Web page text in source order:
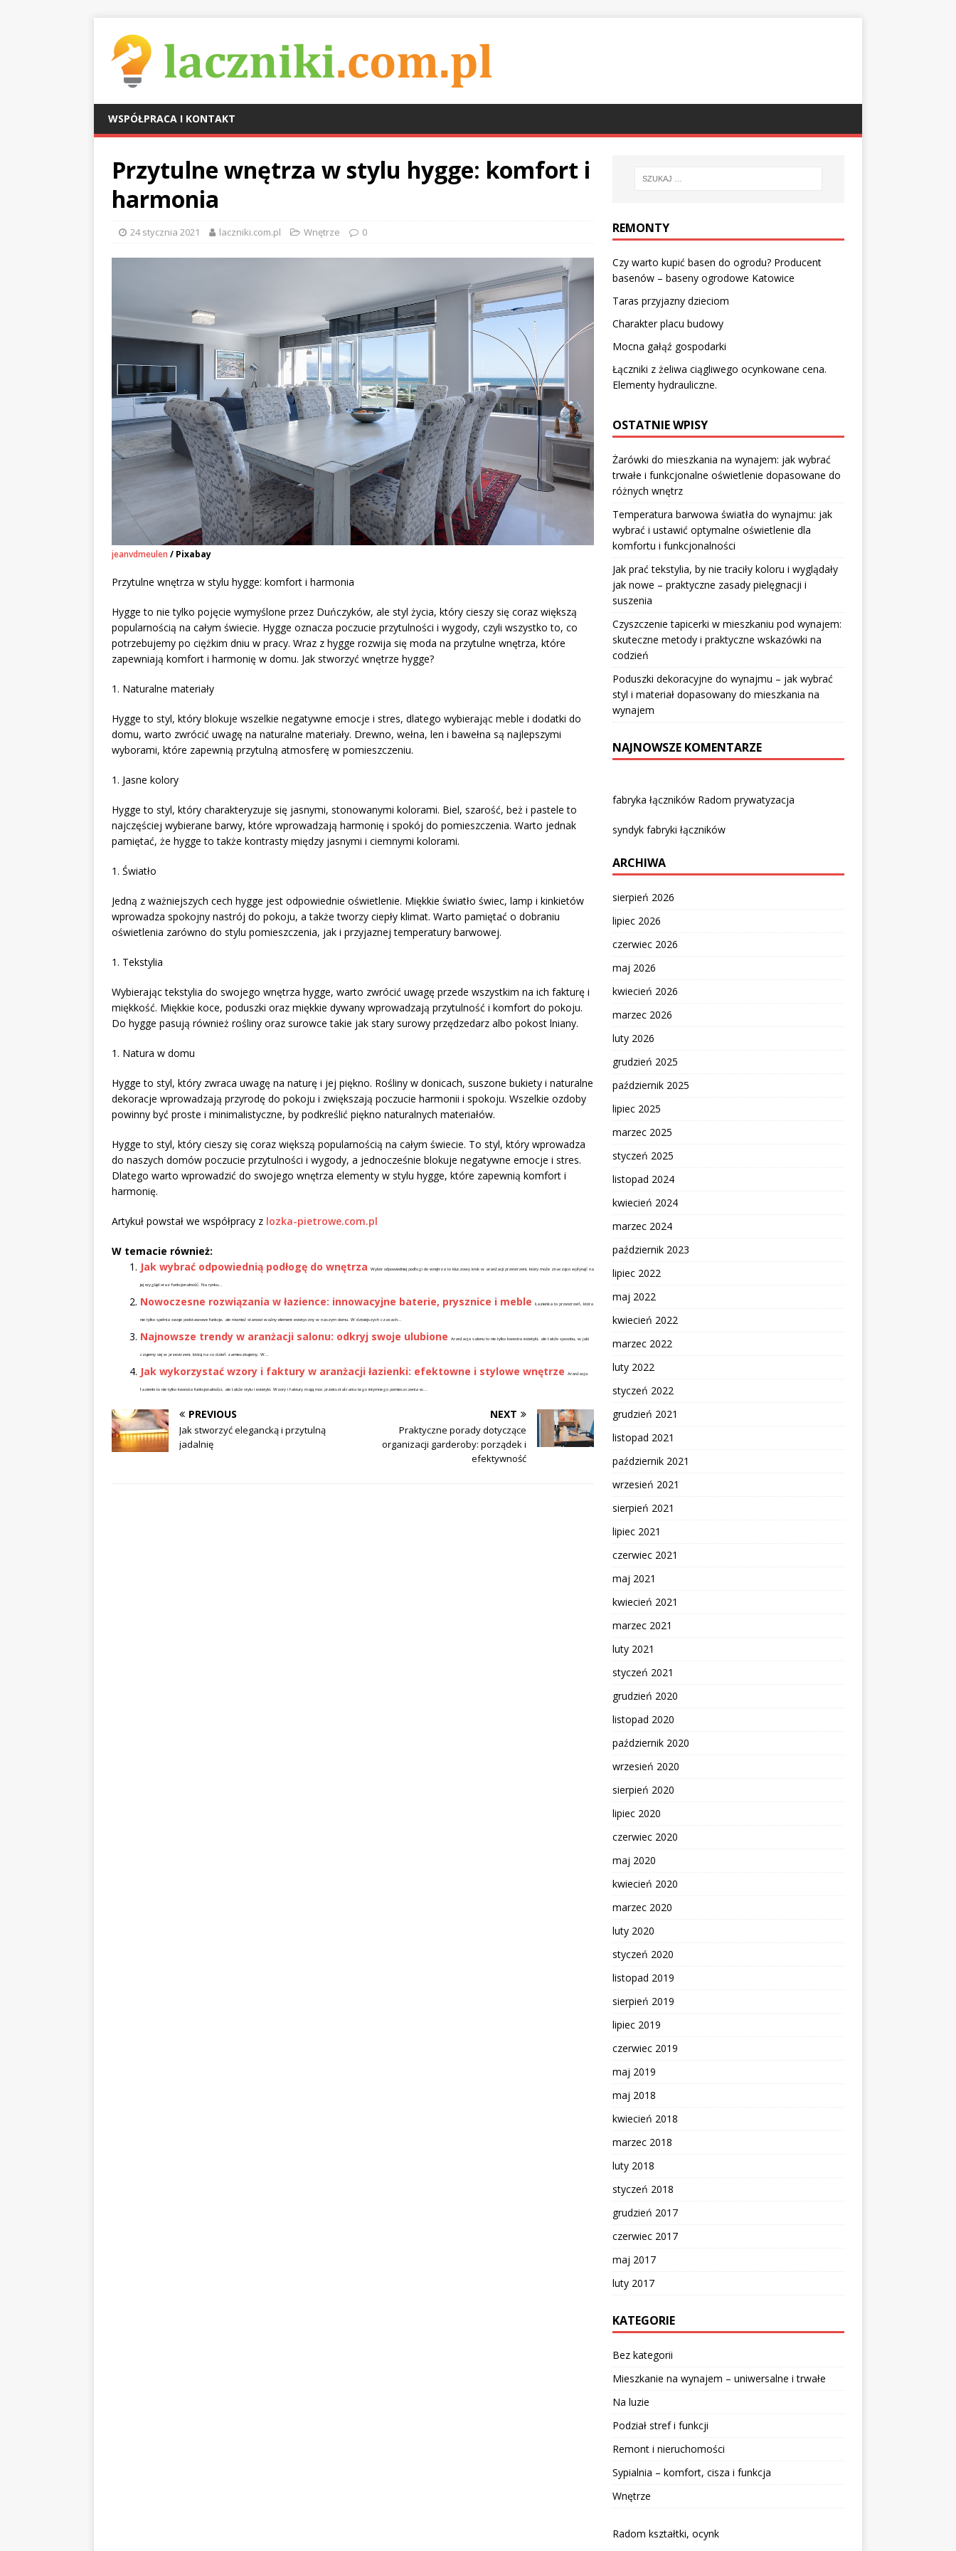
WSPÓŁPRACA I KONTAKT
Przytulne wnętrza w stylu hygge: komfort i
harmonia
24 stycznia 2021 laczniki.com.pl Wnętrze 0
jeanvdmeulen / Pixabay
Przytulne wnętrza w stylu hygge: komfort i harmonia
Hygge to nie tylko pojęcie wymyślone przez Duńczyków, ale styl życia, który cieszy się coraz większą
popularnością na całym świecie. Hygge oznacza poczucie przytulności i wygody, czyli wszystko to, co
potrzebujemy po ciężkim dniu w pracy. Wraz z hygge rozwija się moda na przytulne wnętrza, które
zapewniają komfort i harmonię w domu. Jak stworzyć wnętrze hygge?
1. Naturalne materiały
Hygge to styl, który blokuje wszelkie negatywne emocje i stres, dlatego wybierając meble i dodatki do
domu, warto zwrócić uwagę na naturalne materiały. Drewno, wełna, len i bawełna są najlepszymi
wyborami, które zapewnią przytulną atmosferę w pomieszczeniu.
1. Jasne kolory
Hygge to styl, który charakteryzuje się jasnymi, stonowanymi kolorami. Biel, szarość, beż i pastele to
najczęściej wybierane barwy, które wprowadzają harmonię i spokój do pomieszczenia. Warto jednak
pamiętać, że hygge to także kontrasty między jasnymi i ciemnymi kolorami.
1. Światło
Jedną z ważniejszych cech hygge jest odpowiednie oświetlenie. Miękkie światło świec, lamp i kinkietów
wprowadza spokojny nastrój do pokoju, a także tworzy ciepły klimat. Warto pamiętać o dobraniu
oświetlenia zarówno do stylu pomieszczenia, jak i przyjaznej temperatury barwowej.
1. Tekstylia
Wybierając tekstylia do swojego wnętrza hygge, warto zwrócić uwagę przede wszystkim na ich fakturę i
miękkość. Miękkie koce, poduszki oraz miękkie dywany wprowadzają przytulność i komfort do pokoju.
Do hygge pasują również rośliny oraz surowce takie jak stary surowy przędzedarz albo pokost lniany.
1. Natura w domu
Hygge to styl, który zwraca uwagę na naturę i jej piękno. Rośliny w donicach, suszone bukiety i naturalne
dekoracje wprowadzają przyrodę do pokoju i zwiększają poczucie harmonii i spokoju. Wszelkie ozdoby
powinny być proste i minimalistyczne, by podkreślić piękno naturalnych materiałów.
Hygge to styl, który cieszy się coraz większą popularnością na całym świecie. To styl, który wprowadza
do naszych domów poczucie przytulności i wygody, a jednocześnie blokuje negatywne emocje i stres.
Dlatego warto wprowadzić do swojego wnętrza elementy w stylu hygge, które zapewnią komfort i
harmonię.
Artykuł powstał we współpracy z lozka-pietrowe.com.pl
W temacie również:
Jak wybrać odpowiednią podłogę do wnętrza
Wybór odpowiedniej podłogi do wnętrza to kluczowy krok w aranżacji przestrzeni, który może znacząco wpłynąć na
jej wygląd oraz funkcjonalność. Na rynku...
Nowoczesne rozwiązania w łazience: innowacyjne baterie, prysznice i meble Łazienka to przestrzeń, która
nie tylko spełnia swoje podstawowe funkcje, ale również stanowi ważny element estetyczny w naszym domu. W dzisiejszych czasach...
Najnowsze trendy w aranżacji salonu: odkryj swoje ulubione Aranżacja salonu to nie tylko kwestia estetyki, ale także sposobu, w jaki
czujemy się w przestrzeni, którą na co dzień zamieszkujemy. W...
Jak wykorzystać wzory i faktury w aranżacji łazienki: efektowne i stylowe wnętrze Aranżacja
łazienki to nie tylko kwestia funkcjonalności, ale także stylu i estetyki. Wzory i faktury mają moc przekształcania tego intymnego pomieszczenia w...
PREVIOUS
Jak stworzyć elegancką i przytulną
jadalnię
NEXT
Praktyczne porady dotyczące
organizacji garderoby: porządek i
efektywność
REMONTY
Czy warto kupić basen do ogrodu? Producent
basenów – baseny ogrodowe Katowice
Taras przyjazny dzieciom
Charakter placu budowy
Mocna gałąź gospodarki
Łączniki z żeliwa ciągliwego ocynkowane cena.
Elementy hydrauliczne.
OSTATNIE WPISY
Żarówki do mieszkania na wynajem: jak wybrać
trwałe i funkcjonalne oświetlenie dopasowane do
różnych wnętrz
Temperatura barwowa światła do wynajmu: jak
wybrać i ustawić optymalne oświetlenie dla
komfortu i funkcjonalności
Jak prać tekstylia, by nie traciły koloru i wyglądały
jak nowe – praktyczne zasady pielęgnacji i
suszenia
Czyszczenie tapicerki w mieszkaniu pod wynajem:
skuteczne metody i praktyczne wskazówki na
codzień
Poduszki dekoracyjne do wynajmu – jak wybrać
styl i materiał dopasowany do mieszkania na
wynajem
NAJNOWSZE KOMENTARZE
fabryka łączników Radom prywatyzacja
syndyk fabryki łączników
ARCHIWA
sierpień 2026
lipiec 2026
czerwiec 2026
maj 2026
kwiecień 2026
marzec 2026
luty 2026
grudzień 2025
październik 2025
lipiec 2025
marzec 2025
styczeń 2025
listopad 2024
kwiecień 2024
marzec 2024
październik 2023
lipiec 2022
maj 2022
kwiecień 2022
marzec 2022
luty 2022
styczeń 2022
grudzień 2021
listopad 2021
październik 2021
wrzesień 2021
sierpień 2021
lipiec 2021
czerwiec 2021
maj 2021
kwiecień 2021
marzec 2021
luty 2021
styczeń 2021
grudzień 2020
listopad 2020
październik 2020
wrzesień 2020
sierpień 2020
lipiec 2020
czerwiec 2020
maj 2020
kwiecień 2020
marzec 2020
luty 2020
styczeń 2020
listopad 2019
sierpień 2019
lipiec 2019
czerwiec 2019
maj 2019
maj 2018
kwiecień 2018
marzec 2018
luty 2018
styczeń 2018
grudzień 2017
czerwiec 2017
maj 2017
luty 2017
KATEGORIE
Bez kategorii
Mieszkanie na wynajem – uniwersalne i trwałe
Na luzie
Podział stref i funkcji
Remont i nieruchomości
Sypialnia – komfort, cisza i funkcja
Wnętrze
Radom kształtki, ocynk